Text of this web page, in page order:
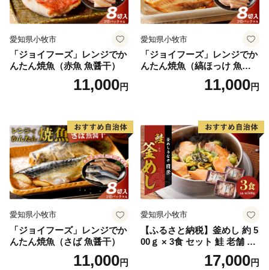
愛知県小牧市
「ジョイフーズ」レンジでか
んたん焼魚（赤魚 魚醤干）
11,000円
愛知県小牧市
「ジョイフーズ」レンジでか
んたん焼魚（縞ほっけ 魚醤
11,000円
愛知県小牧市
「ジョイフーズ」レンジでか
んたん焼魚（さば 魚醤干）
11,000円
愛知県小牧市
【ふるさと納税】釜めし 約 5
00ｇ × 3食 セット 鮭 老舗 急
速冷凍 レンチン 時短 簡単調
理 食品 加工品 海鮮 手作り
17,000円